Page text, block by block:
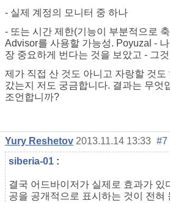
- 실제 계정의 모니터 중 하나
- 또는 시간 제한(기능이 부분적으로
Advisor를 사용할 가능성. Poyuzal -
장 중요하게 번다는 것을 보았고 - 그
제가 직접 산 것도 아니고 자랑할 것도
갔는지 저도 궁금합니다. 결과는 무엇
조언합니까?
Yury Reshetov 2013.11.14 13:33 #7
siberia-01 :
결국 어드바이저가 실제로 효과가 있
공을 공개적으로 표시하는 것이 전혀